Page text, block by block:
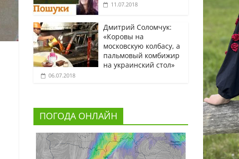
11.07.2018
Дмитрий Соломчук:
«Коровы на
московскую колбасу, а
пальмовый комбижир
на украинский стол»
06.07.2018
ПОГОДА ОНЛАЙН